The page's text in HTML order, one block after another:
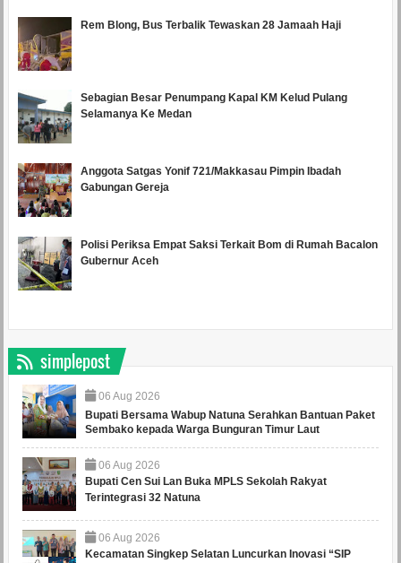
Rem Blong, Bus Terbalik Tewaskan 28 Jamaah Haji
Sebagian Besar Penumpang Kapal KM Kelud Pulang
Selamanya Ke Medan
Anggota Satgas Yonif 721/Makkasau Pimpin Ibadah
Gabungan Gereja
Polisi Periksa Empat Saksi Terkait Bom di Rumah Bacalon
Gubernur Aceh
simplepost
06 Aug 2026
Bupati Bersama Wabup Natuna Serahkan Bantuan Paket
Sembako kepada Warga Bunguran Timur Laut
06 Aug 2026
Bupati Cen Sui Lan Buka MPLS Sekolah Rakyat
Terintegrasi 32 Natuna
06 Aug 2026
Kecamatan Singkep Selatan Luncurkan Inovasi “SIP